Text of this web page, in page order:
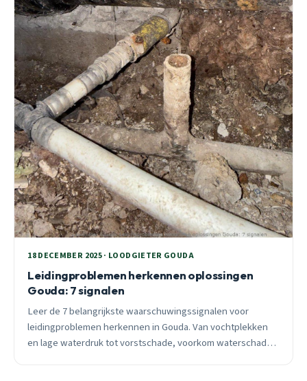
18 DECEMBER 2025 · LOODGIETER GOUDA
Leidingproblemen herkennen oplossingen
Gouda: 7 signalen
Leer de 7 belangrijkste waarschuwingssignalen voor
leidingproblemen herkennen in Gouda. Van vochtplekken
en lage waterdruk tot vorstschade, voorkom waterschade